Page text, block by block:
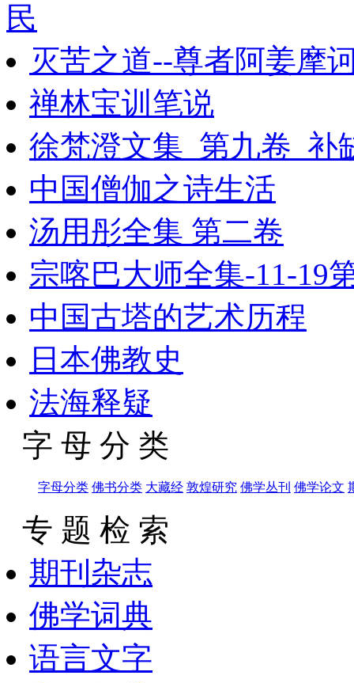
民
灭苦之道--尊者阿姜摩
禅林宝训笔说
徐梵澄文集_第九卷_补
中国僧伽之诗生活
汤用彤全集 第二卷
宗喀巴大师全集-11-19
中国古塔的艺术历程
日本佛教史
法海释疑
字 母 分 类
字母分类 佛书分类 大藏经 敦煌研究 佛学丛刊 佛学论文
专 题 检 索
期刊杂志
佛学词典
语言文字